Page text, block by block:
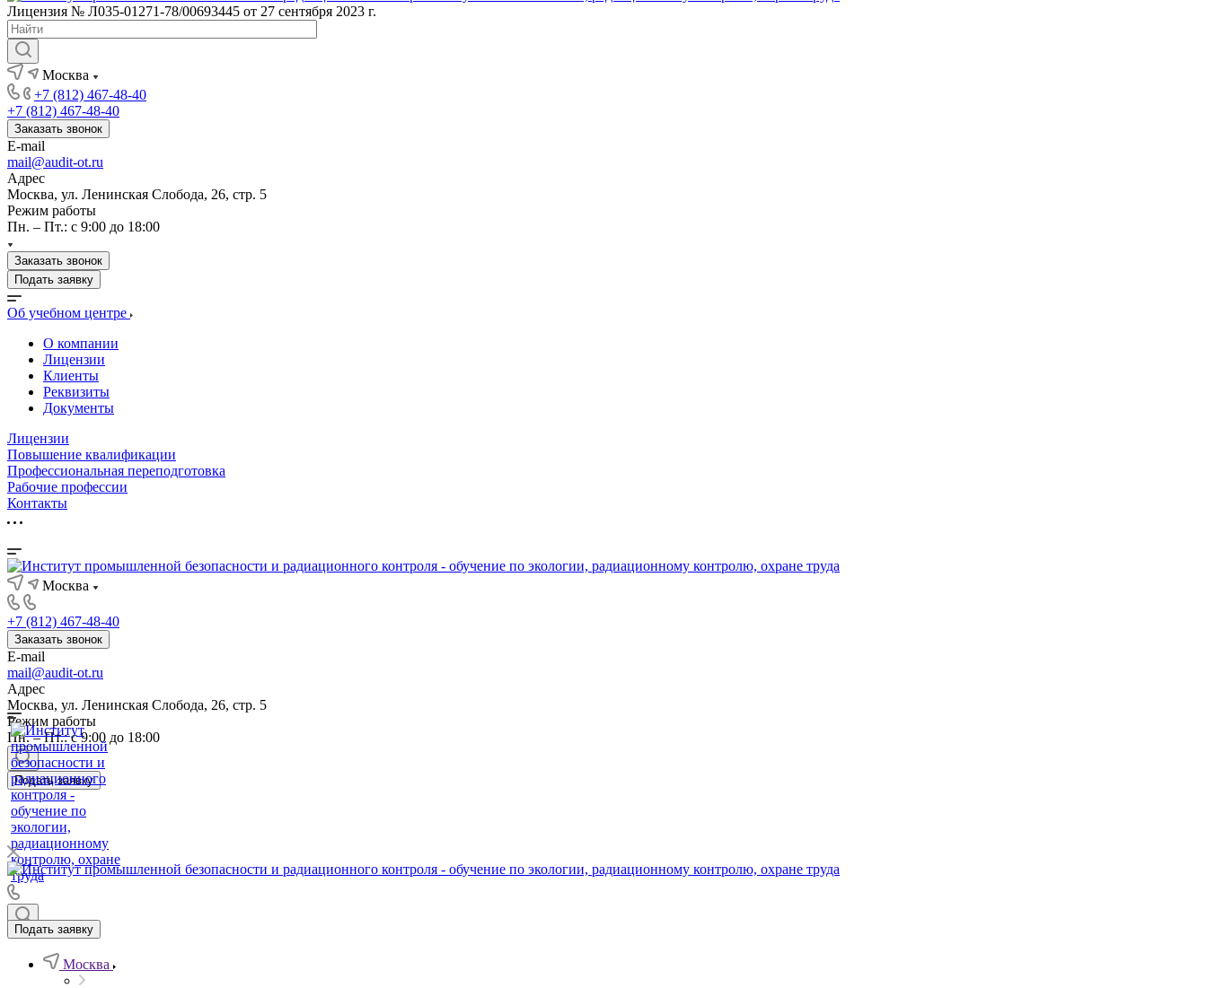
Лицензия № Л035-01271-78/00693445 от 27 сентября 2023 г.
Москва
+7 (812) 467-48-40
+7 (812) 467-48-40
Заказать звонок
E-mail
mail@audit-ot.ru
Адрес
Москва, ул. Ленинская Слобода, 26, стр. 5
Режим работы
Пн. – Пт.: с 9:00 до 18:00
Заказать звонок
Подать заявку
Об учебном центре
О компании
Лицензии
Клиенты
Реквизиты
Документы
Лицензии
Повышение квалификации
Профессиональная переподготовка
Рабочие профессии
Контакты
Москва
+7 (812) 467-48-40
Заказать звонок
E-mail
mail@audit-ot.ru
Адрес
Москва, ул. Ленинская Слобода, 26, стр. 5
Режим работы
Пн. – Пт.: с 9:00 до 18:00
Подать заявку
Подать заявку
Москва